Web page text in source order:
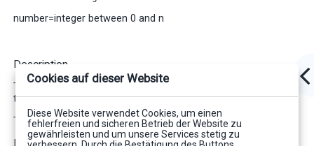
number=integer between 0 and n
Description
The --field-nesting-level-limit parameter can be used to limit
the nesting level of field commands.
The default value is "0", i.e. the nesting level is not limited.
Cookies auf dieser Website
Diese Website verwendet Cookies, um einen
fehlerfreien und sicheren Betrieb der Website zu
gewährleisten und um unsere Services stetig zu